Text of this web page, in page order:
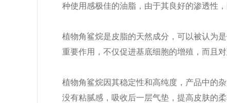
种使用感极佳的油脂，由于其良好的渗透性
植物角鲨烷是皮脂的天然成分，可以被认为
重要作用，不仅促进基底细胞的增殖，而且
植物角鲨烷因其稳定性和高纯度，产品中的
没有粘腻感，吸收后一层气垫，提高皮肤的柔